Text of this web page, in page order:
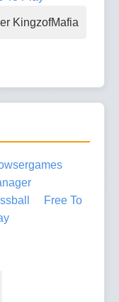
KingzofMafia
Free To